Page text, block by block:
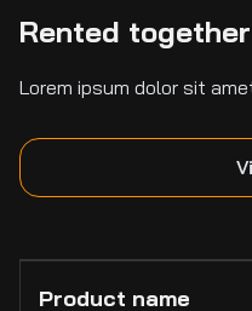
Rented
Lorem ipsum dolor sit
Product name